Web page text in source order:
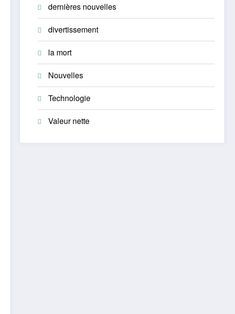
dernières nouvelles
divertissement
la mort
Nouvelles
Technologie
Valeur nette